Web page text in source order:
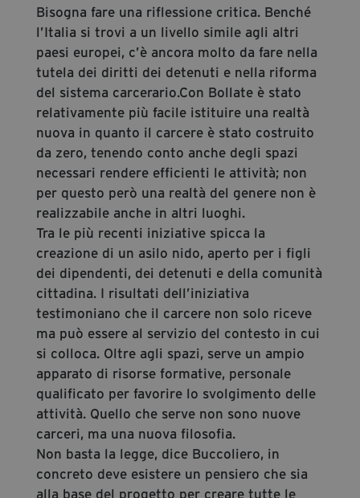
Bisogna fare una riflessione critica. Benché
l’Italia si trovi a un livello simile agli altri
paesi europei, c’è ancora molto da fare nella
tutela dei diritti dei detenuti e nella riforma
del sistema carcerario.Con Bollate è stato
relativamente più facile istituire una realtà
nuova in quanto il carcere è stato costruito
da zero, tenendo conto anche degli spazi
necessari rendere efficienti le attività; non
per questo però una realtà del genere non è
realizzabile anche in altri luoghi.
Tra le più recenti iniziative spicca la
creazione di un asilo nido, aperto per i figli
dei dipendenti, dei detenuti e della comunità
cittadina. I risultati dell’iniziativa
testimoniano che il carcere non solo riceve
ma può essere al servizio del contesto in cui
si colloca. Oltre agli spazi, serve un ampio
apparato di risorse formative, personale
qualificato per favorire lo svolgimento delle
attività. Quello che serve non sono nuove
carceri, ma una nuova filosofia.
Non basta la legge, dice Buccoliero, in
concreto deve esistere un pensiero che sia
alla base del progetto per creare tutte le